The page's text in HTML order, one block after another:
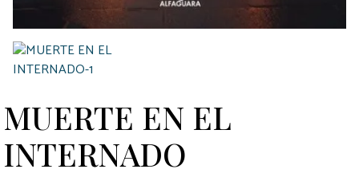
MUERTE EN EL
INTERNADO